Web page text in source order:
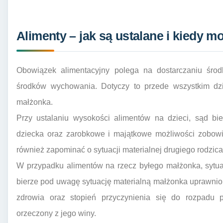
Alimenty – jak są ustalane i kiedy
Obowiązek alimentacyjny polega na dostarczaniu
środków wychowania. Dotyczy to przede wszystkim
małżonka.
Przy ustalaniu wysokości alimentów na dzieci, sąd
dziecka oraz zarobkowe i majątkowe możliwości
również zapominać o sytuacji materialnej drugiego
W przypadku alimentów na rzecz byłego małżonka,
bierze pod uwagę sytuację materialną małżonka
zdrowia oraz stopień przyczynienia się do rozpadu
orzeczony z jego winy.